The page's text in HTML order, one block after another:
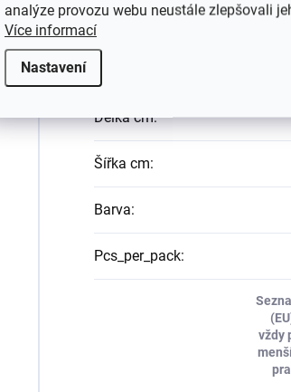
analýze provozu webu neustále zlepšovali
Více informací
Nastavení
EAN
Délka cm:
Šířka cm:
Barva:
Pcs_per_pack:
vždy